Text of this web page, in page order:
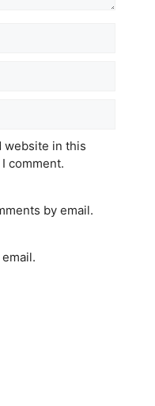
website in this
comment.
by email.